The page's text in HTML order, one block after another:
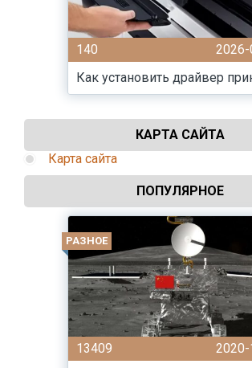
140
Как установить драйвер
КАРТА САЙТА
Карта сайта
ПОПУЛЯРНОЕ
РАЗНОЕ
13409